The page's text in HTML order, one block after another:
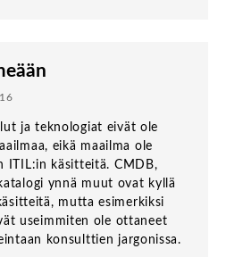
ja teknologiat eivät ole
eikä maailma ole
ITIL:in käsitteitä. CMDB,
ynnä muut ovat kyllä
mutta esimerkiksi
useimmiten ole ottaneet
konsulttien jargonissa.